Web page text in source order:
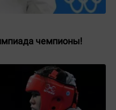
чемпионы!